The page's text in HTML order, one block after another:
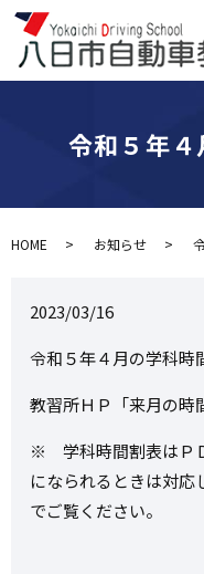
令和５年
HOME お知らせ
2023/03/16
令和５年４月の学科時
教習所ＨＰ「来月の時
※ 学科時間割表はＰ
になられるときは対応
でご覧ください。